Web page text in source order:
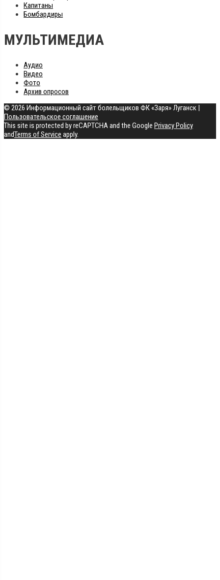
Капитаны
Бомбардиры
МУЛЬТИМЕДИА
Аудио
Видео
Фото
Архив опросов
© 2026 Информационный сайт болельщиков ФК «Заря» Луганск |
Пользовательское соглашение
This site is protected by reCAPTCHA and the Google Privacy Policy
andTerms of Service apply.